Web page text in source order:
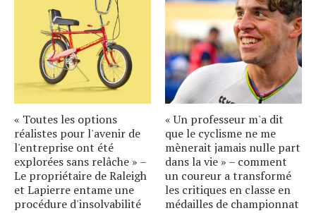
« Toutes les options
réalistes pour l'avenir de
l'entreprise ont été
explorées sans relâche » –
Le propriétaire de Raleigh
et Lapierre entame une
procédure d'insolvabilité
« Un professeur m'a dit
que le cyclisme ne me
mènerait jamais nulle part
dans la vie » – comment
un coureur a transformé
les critiques en classe en
médailles de championnat